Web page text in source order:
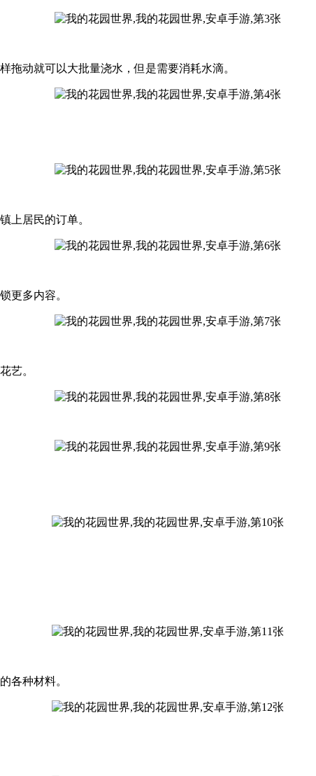
拖动就可以大批量浇水，但是需要消耗水滴。
上居民的订单。
更多内容。
艺。
各种材料。